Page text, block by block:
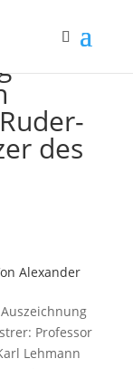
–
des
Alexander
Professor
Lehmann